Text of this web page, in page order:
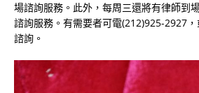
場諮詢服務。此外，每周三還將有律師到
諮詢服務。有需要者可電(212)925-2927
諮詢。